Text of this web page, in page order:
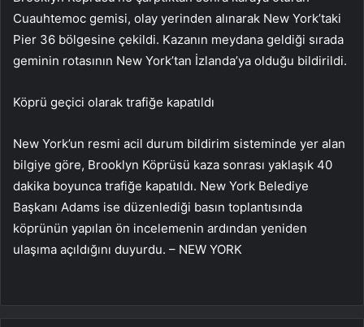
Cuauhtemoc gemisi, olay yerinden alınarak New York’taki
Pier 36 bölgesine çekildi. Kazanın meydana geldiği sırada
geminin rotasının New York’tan İzlanda’ya olduğu bildirildi.
Köprü geçici olarak trafiğe kapatıldı
New York’un resmi acil durum bildirim sisteminde yer alan
bilgiye göre, Brooklyn Köprüsü kaza sonrası yaklaşık 40
dakika boyunca trafiğe kapatıldı. New York Belediye
Başkanı Adams ise düzenlediği basın toplantısında
köprünün yapılan ön incelemenin ardından yeniden
ulaşıma açıldığını duyurdu. – NEW YORK